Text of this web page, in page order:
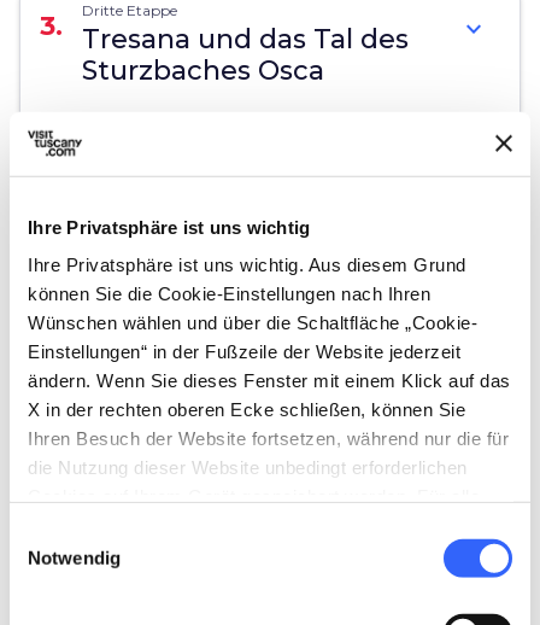
Ihre Privatsphäre ist uns wichtig
Ihre Privatsphäre ist uns wichtig. Aus diesem Grund
können Sie die Cookie-Einstellungen nach Ihren
Wünschen wählen und über die Schaltfläche „Cookie-
Einstellungen“ in der Fußzeile der Website jederzeit
ändern. Wenn Sie dieses Fenster mit einem Klick auf das
X in der rechten oberen Ecke schließen, können Sie
Ihren Besuch der Website fortsetzen, während nur die für
die Nutzung dieser Website unbedingt erforderlichen
Zustimmung.
Notwendig
3. Dritte Etappe
Tresana und das Tal des
Sturzbaches Osca
expand_more
4. Vierte Etappe
Die Gebiete von
Podenzana
map Auf der Karte zeigen
5. Fünfte Etappe
Das Städtchen Aulla expand_more